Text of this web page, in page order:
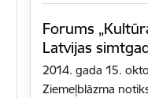
Forums
Latvijas
2014. gada 15.
Ziemeļblāzma